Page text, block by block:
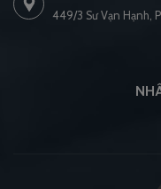
449/3 Sư Vạn Hạnh,